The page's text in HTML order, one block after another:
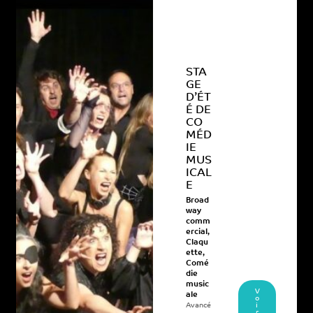
STA
GE
D’ÉT
É DE
CO
MÉD
IE
MUS
ICAL
E
Broad
way
comm
ercial,
Claqu
ette,
Comé
die
music
ale
Avancé
V
o
i